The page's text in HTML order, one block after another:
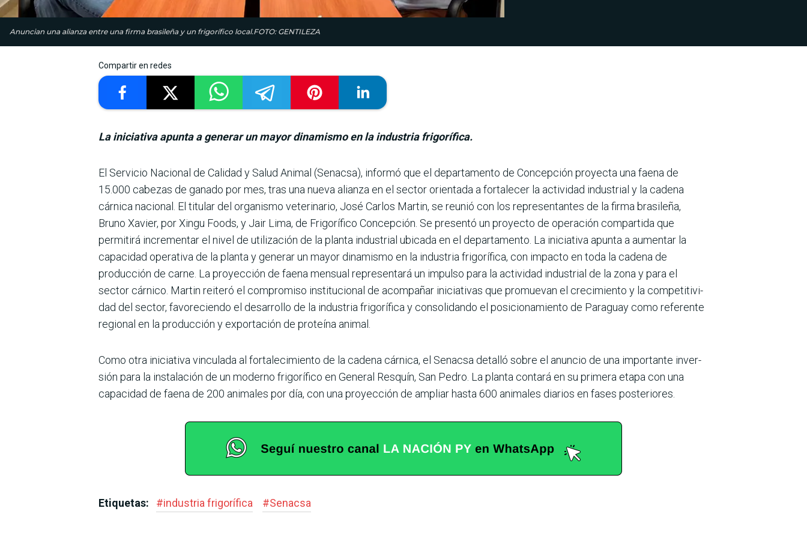
Anuncian una alianza entre una firma brasileña y un frigorífico local.FOTO: GENTILEZA
Compartir en redes
La iniciativa apunta a generar un mayor dinamismo en la industria frigorífica.
El Servicio Nacional de Cali­dad y Salud Animal (Senacsa), informó que el departamento de Concepción proyecta una faena de
15.000 cabezas de ganado por mes, tras una nueva alianza en el sector orientada a fortalecer la acti­vidad industrial y la cadena
cárnica nacional. El titular del organismo veterinario, José Carlos Martin, se reu­nió con los representantes de la firma brasileña,
Bruno Xavier, por Xingu Foods, y Jair Lima, de Frigorífico Concepción. Se presentó un proyecto de operación com­partida que
permitirá incre­mentar el nivel de utiliza­ción de la planta industrial ubicada en el departamento. La iniciativa apunta a aumen­tar la
capacidad operativa de la planta y generar un mayor dinamismo en la industria fri­gorífica, con impacto en toda la cadena de
producción de carne. La proyección de faena men­sual representará un impulso para la actividad industrial de la zona y para el
sector cárnico. Martin reiteró el compromiso institucional de acompañar iniciativas que promuevan el crecimiento y la competitivi­
dad del sector, favoreciendo el desarrollo de la industria frigorífica y consolidando el posicionamiento de Paraguay como referente
regional en la producción y exportación de proteína animal.
Como otra iniciativa vincu­lada al fortalecimiento de la cadena cárnica, el Senacsa detalló sobre el anuncio de una importante inver­
sión para la instalación de un moderno frigorífico en General Resquín, San Pedro. La planta contará en su pri­mera etapa con una
capacidad de faena de 200 animales por día, con una proyección de ampliar hasta 600 animales diarios en fases posteriores.
Etiquetas: #industria frigorífica #Senacsa